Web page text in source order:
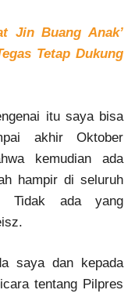
Jin Buang Anak’
Tetap Dukung
itu saya bisa
akhir Oktober
kemudian ada
hampir di seluruh
Tidak ada yang
saya dan kepada
tentang Pilpres